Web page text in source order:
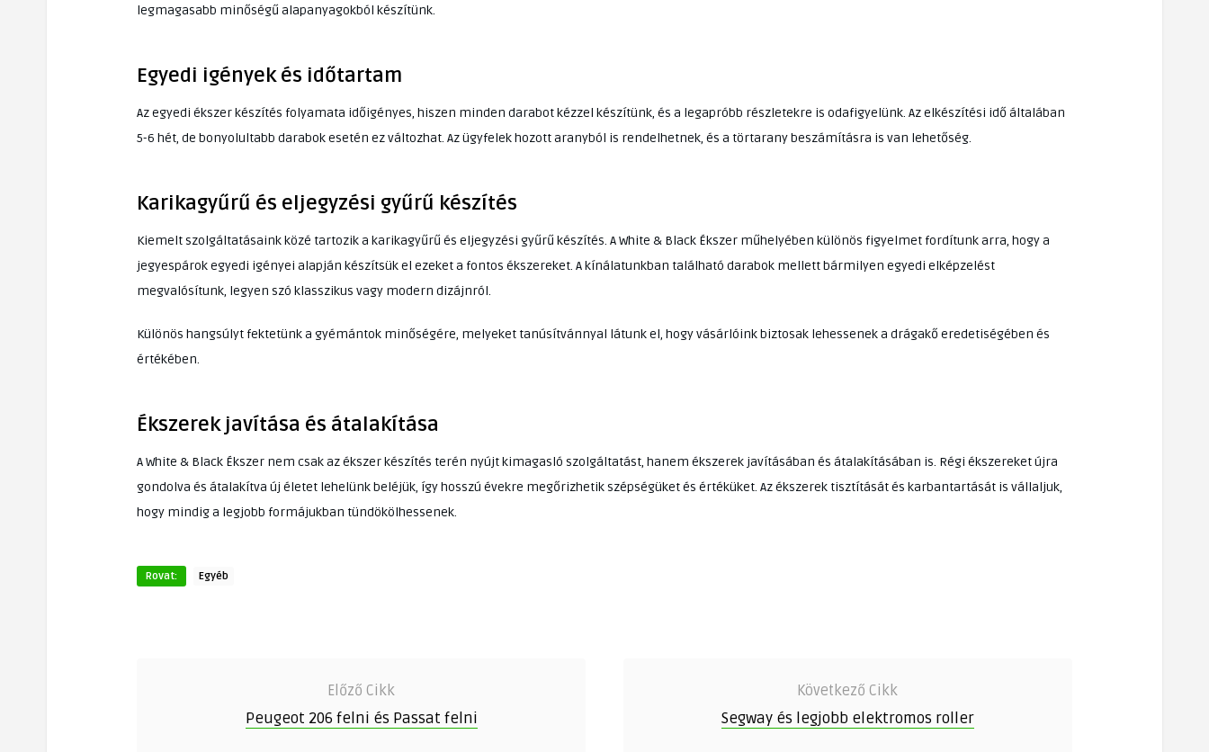
legmagasabb minőségű alapanyagokból készítünk.
Egyedi igények és időtartam
Az egyedi ékszer készítés folyamata időigényes, hiszen minden darabot kézzel készítünk, és a legapróbb részletekre is odafigyelünk. Az elkészítési idő általában
5-6 hét, de bonyolultabb darabok esetén ez változhat. Az ügyfelek hozott aranyból is rendelhetnek, és a törtarany beszámításra is van lehetőség.
Karikagyűrű és eljegyzési gyűrű készítés
Kiemelt szolgáltatásaink közé tartozik a karikagyűrű és eljegyzési gyűrű készítés. A White & Black Ékszer műhelyében különös figyelmet fordítunk arra, hogy a
jegyespárok egyedi igényei alapján készítsük el ezeket a fontos ékszereket. A kínálatunkban található darabok mellett bármilyen egyedi elképzelést
megvalósítunk, legyen szó klasszikus vagy modern dizájnról.
Különös hangsúlyt fektetünk a gyémántok minőségére, melyeket tanúsítvánnyal látunk el, hogy vásárlóink biztosak lehessenek a drágakő eredetiségében és
értékében.
Ékszerek javítása és átalakítása
A White & Black Ékszer nem csak az ékszer készítés terén nyújt kimagasló szolgáltatást, hanem ékszerek javításában és átalakításában is. Régi ékszereket újra
gondolva és átalakítva új életet lehelünk beléjük, így hosszú évekre megőrizhetik szépségüket és értéküket. Az ékszerek tisztítását és karbantartását is vállaljuk,
hogy mindig a legjobb formájukban tündökölhessenek.
Rovat: Egyéb
Előző Cikk
Peugeot 206 felni és Passat felni
Következő Cikk
Segway és legjobb elektromos roller